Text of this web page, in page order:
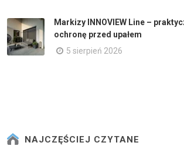
Markizy INNOVIEW Line –
ochronę przed upałem
5 sierpień 2026
NAJCZĘŚCIEJ CZYTANE